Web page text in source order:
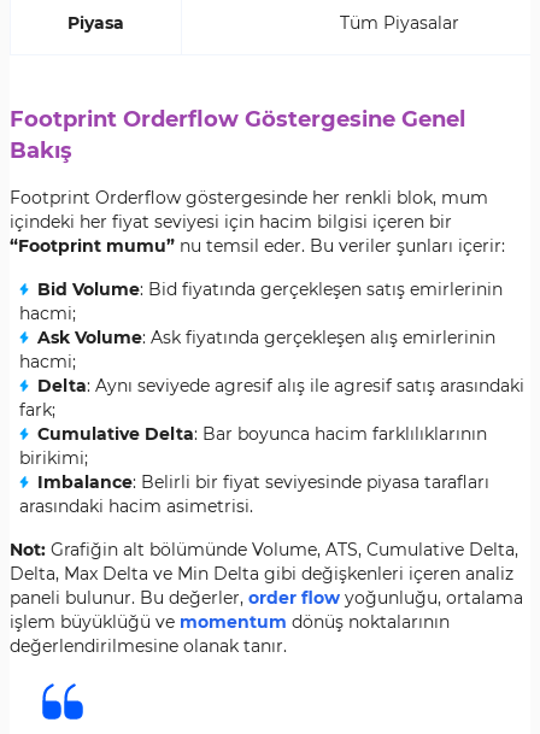
Piyasa Tüm Piyasalar
Footprint Orderflow Göstergesine Genel
Bakış
Footprint Orderflow göstergesinde her renkli blok, mum
içindeki her fiyat seviyesi için hacim bilgisi içeren bir
“Footprint mumu” nu temsil eder. Bu veriler şunları içerir:
Bid Volume: Bid fiyatında gerçekleşen satış emirlerinin
hacmi;
Ask Volume: Ask fiyatında gerçekleşen alış emirlerinin
hacmi;
Delta: Aynı seviyede agresif alış ile agresif satış arasındaki
fark;
Cumulative Delta: Bar boyunca hacim farklılıklarının
birikimi;
Imbalance: Belirli bir fiyat seviyesinde piyasa tarafları
arasındaki hacim asimetrisi.
Not: Grafiğin alt bölümünde Volume, ATS, Cumulative Delta,
Delta, Max Delta ve Min Delta gibi değişkenleri içeren analiz
paneli bulunur. Bu değerler, order flow yoğunluğu, ortalama
işlem büyüklüğü ve momentum dönüş noktalarının
değerlendirilmesine olanak tanır.